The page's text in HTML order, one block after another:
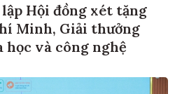
Hội đồng xét tặng
Minh, Giải thưởng
học và công nghệ